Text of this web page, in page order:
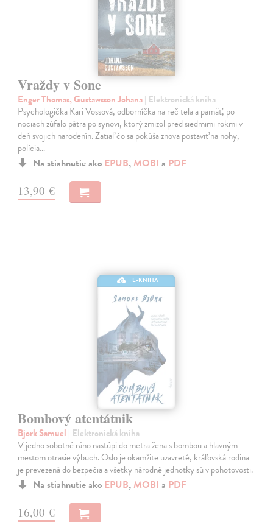
Vraždy v Sone
Enger Thomas, Gustawsson Johana| Elektronická kniha
Psychologička Kari Vossová, odborníčka na reč tela a pamäť, po
nociach zúfalo pátra po synovi, ktorý zmizol pred siedmimi rokmi v
deň svojich narodenín. Zatiaľ čo sa pokúša znova postaviť na nohy,
polícia…
Na stiahnutie ako EPUB, MOBI a PDF
13,90 €
E-KNIHA
Bombový atentátnik
Bjork Samuel | Elektronická kniha
V jedno sobotné ráno nastúpi do metra žena s bombou a hlavným
mestom otrasie výbuch. Oslo je okamžite uzavreté, kráľovská rodina
je prevezená do bezpečia a všetky národné jednotky sú v pohotovosti.
Na stiahnutie ako EPUB, MOBI a PDF
16,00 €